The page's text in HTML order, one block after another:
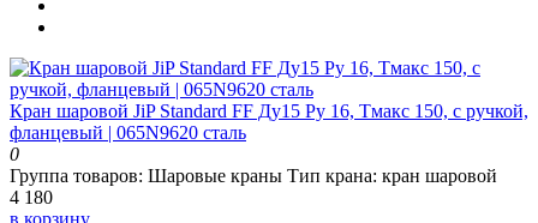
Кран шаровой JiP Standard FF Ду15 Ру 16, Тмакс 150, с ручкой,
фланцевый | 065N9620 сталь
0
Группа товаров: Шаровые краны Тип крана: кран шаровой
4 180
в корзину